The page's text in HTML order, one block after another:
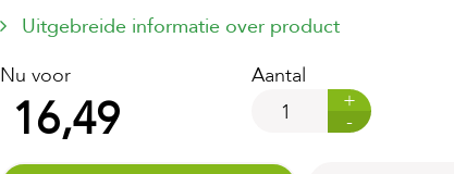
Uitgebreide informatie over product
Nu voor
16,49
Aantal
+
-